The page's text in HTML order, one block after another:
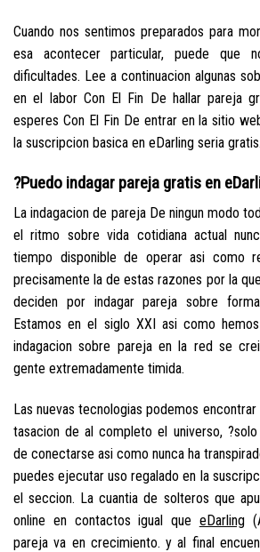
Cuando nos sentimos preparados para
esa acontecer particular, puede que
dificultades. Lee a continuacion algunas
en el labor Con El Fin De hallar pareja
esperes Con El Fin De entrar en la sitio
la suscripcion basica en eDarling seri­a gratis.
?Puedo indagar pareja gratis en
La indagacion de pareja De ningun modo
el ritmo sobre vida cotidiana actual
tiempo disponible de operar asi­ como
precisamente la de estas razones por la
deciden por indagar pareja sobre
Estamos en el siglo XXI asi­ como
indagacion sobre pareja en la red se
gente extremadamente timida.
Las nuevas tecnologias podemos
tasacion de al completo el universo,
de conectarse asi­ como nunca ha
puedes ejecutar uso regalado en la
el seccion. La cuanti­a de solteros que
online en contactos igual que eDarling
pareja va en crecimiento. y al final